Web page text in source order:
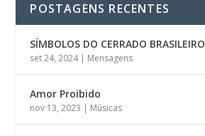
POSTAGENS RECENTES
SÍMBOLOS DO CERRADO BRASILEIRO
set 24, 2024| Mensagens
Amor Proibido
nov 13, 2023 | Músicas